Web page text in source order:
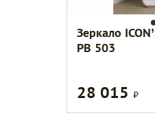
Зеркало
РВ 503
28 015Р